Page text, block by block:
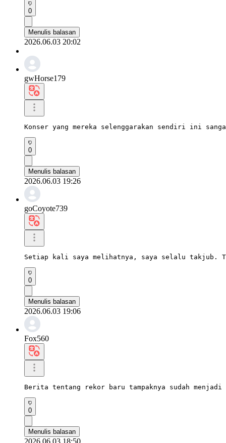
0
Menulis balasan
2026.06.03 20:02
gwHorse179
Konser yang mereka selenggarakan sendiri ini
0
Menulis balasan
2026.06.03 19:26
goCoyote739
Setiap kali saya melihatnya, saya selalu takjub.
0
Menulis balasan
2026.06.03 19:06
Fox560
Berita tentang rekor baru tampaknya sudah
0
Menulis balasan
2026.06.03 18:50